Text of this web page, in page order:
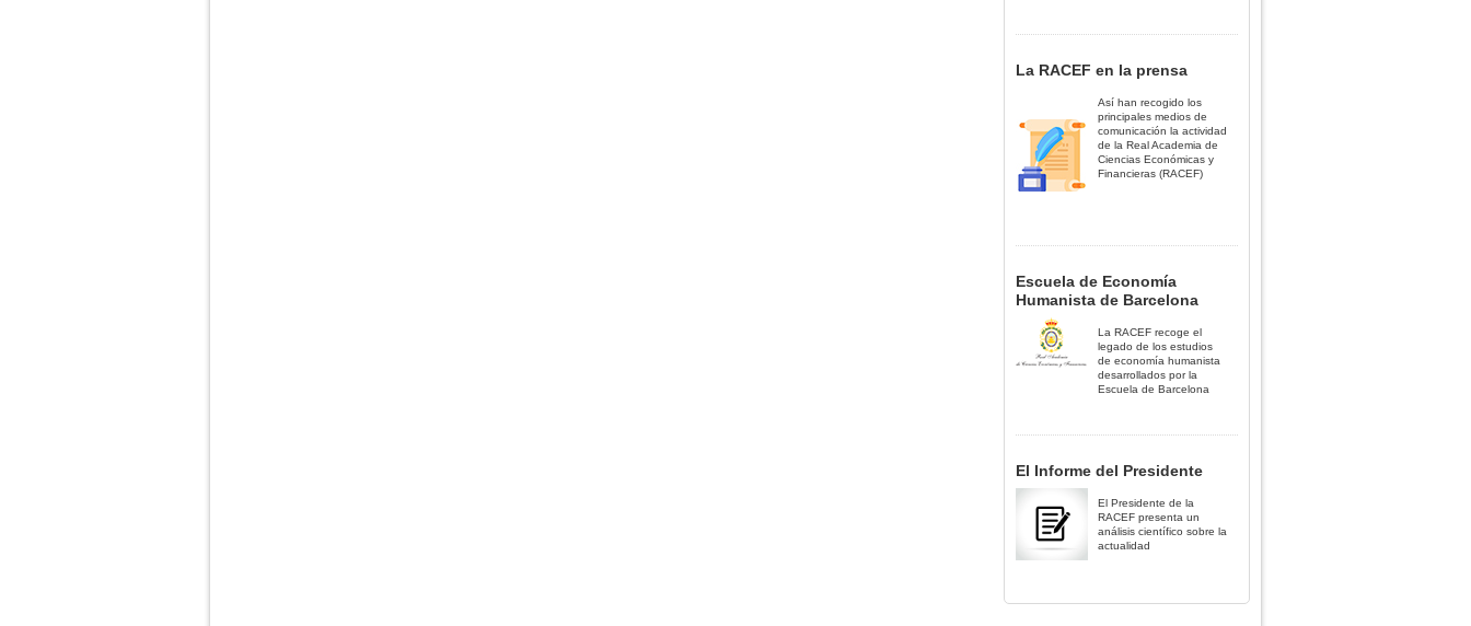
La RACEF en la prensa
Así han recogido los
principales medios de
comunicación la actividad
de la Real Academia de
Ciencias Económicas y
Financieras (RACEF)
Escuela de Economía
Humanista de Barcelona
La RACEF recoge el
legado de los estudios
de economía humanista
desarrollados por la
Escuela de Barcelona
El Informe del Presidente
El Presidente de la
RACEF presenta un
análisis científico sobre la
actualidad